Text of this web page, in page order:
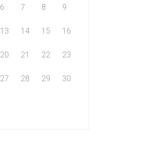
6 7 8 9
13 14 15 16
20 21 22 23
27 28 29 30